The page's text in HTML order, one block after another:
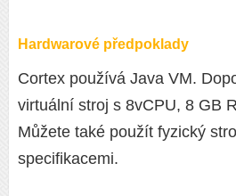
Hardwarové předpoklady
Cortex používá Java VM.
virtuální stroj s 8vCPU, 8 GB
Můžete také použít fyzický
specifikacemi.